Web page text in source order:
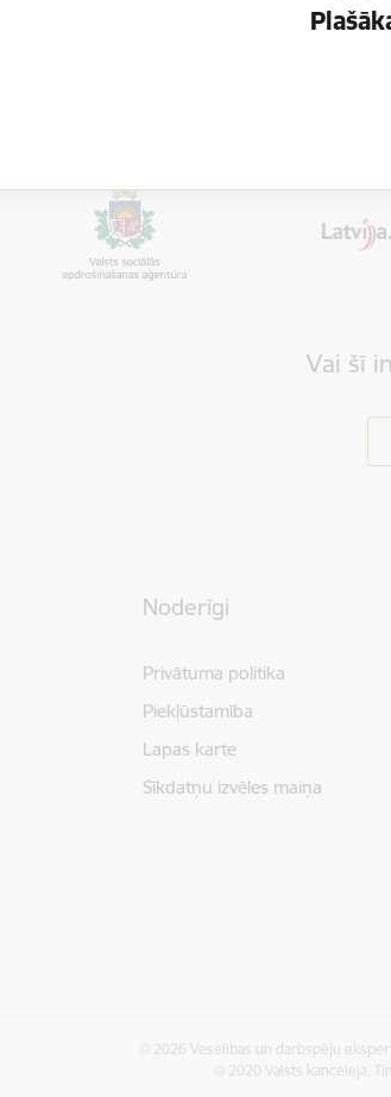
Vai šī
Noderīgi
Privātuma politika
Piekļūstamība
Lapas karte
Sīkdatņu izvēles maiņa
© 2026 Veselības un darbspēju
© 2020 Valsts kanceleja,